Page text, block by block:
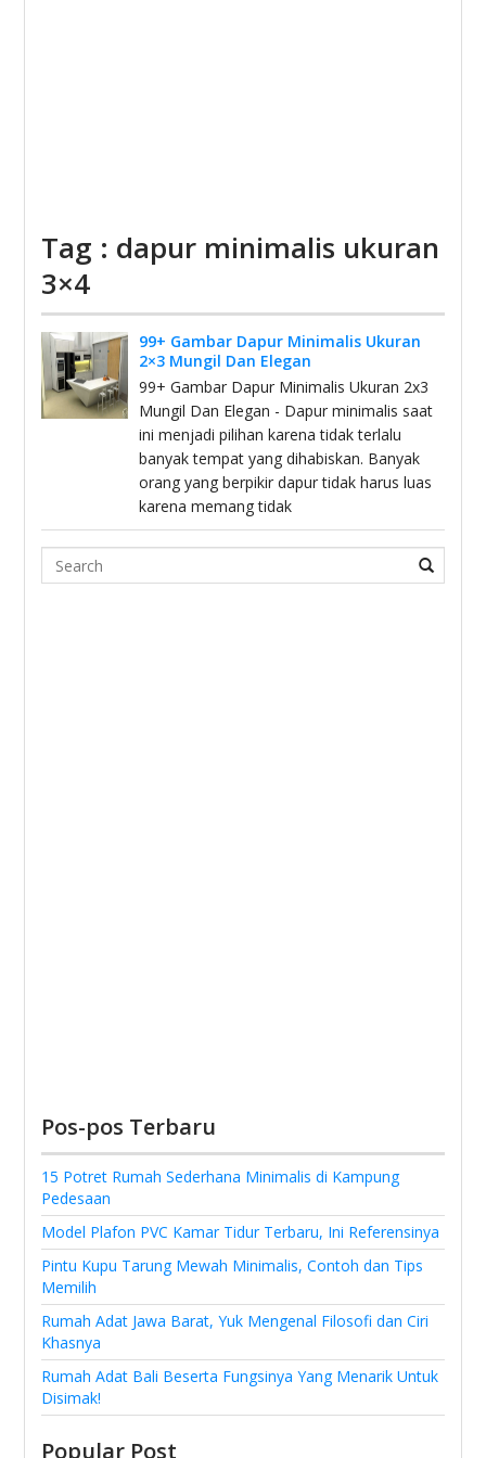
Tag : dapur minimalis ukuran
3×4
99+ Gambar Dapur Minimalis Ukuran
2×3 Mungil Dan Elegan
99+ Gambar Dapur Minimalis Ukuran 2x3
Mungil Dan Elegan - Dapur minimalis saat
ini menjadi pilihan karena tidak terlalu
banyak tempat yang dihabiskan. Banyak
orang yang berpikir dapur tidak harus luas
karena memang tidak
Search
Pos-pos Terbaru
15 Potret Rumah Sederhana Minimalis di Kampung
Pedesaan
Model Plafon PVC Kamar Tidur Terbaru, Ini Referensinya
Pintu Kupu Tarung Mewah Minimalis, Contoh dan Tips
Memilih
Rumah Adat Jawa Barat, Yuk Mengenal Filosofi dan Ciri
Khasnya
Rumah Adat Bali Beserta Fungsinya Yang Menarik Untuk
Disimak!
Popular Post